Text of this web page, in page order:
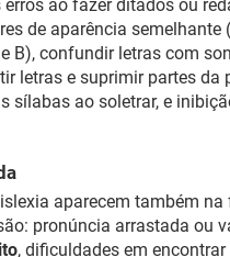
ao fazer ditados ou
de aparência semelhante
B), confundir letras com
letras e suprimir partes da
sílabas ao soletrar, e
aparecem também
pronúncia arrastada ou
, dificuldades em